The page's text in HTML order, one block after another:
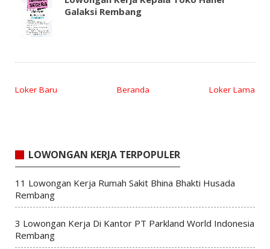
Galaksi Rembang
Loker Baru Loker Lama
Beranda
LOWONGAN KERJA TERPOPULER
11 Lowongan Kerja Rumah Sakit Bhina Bhakti Husada
Rembang
3 Lowongan Kerja Di Kantor PT Parkland World Indonesia
Rembang